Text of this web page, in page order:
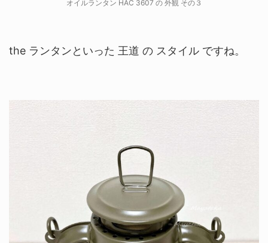
オイルランタン HAC 3607 の 外観 その３
the ランタンといった 王道 の スタイル ですね。